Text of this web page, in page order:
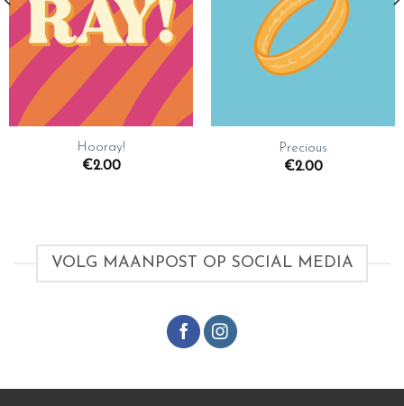
Hooray!
€2.00
Precious
€2.00
VOLG MAANPOST OP SOCIAL MEDIA